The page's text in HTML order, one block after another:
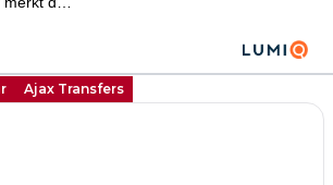
Ajax Transfers